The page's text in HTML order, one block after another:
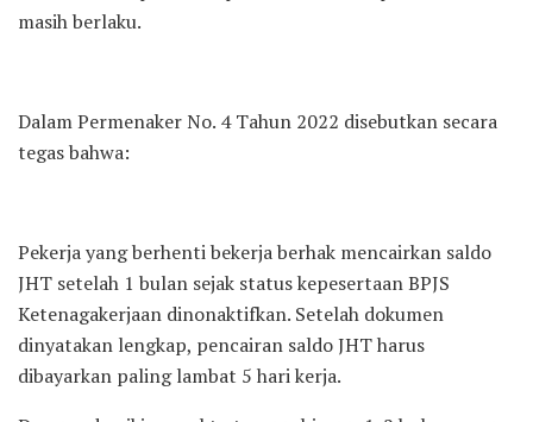
masih berlaku.
Dalam Permenaker No. 4 Tahun 2022 disebutkan secara
tegas bahwa:
Pekerja yang berhenti bekerja berhak mencairkan saldo
JHT setelah 1 bulan sejak status kepesertaan BPJS
Ketenagakerjaan dinonaktifkan. Setelah dokumen
dinyatakan lengkap, pencairan saldo JHT harus
dibayarkan paling lambat 5 hari kerja.